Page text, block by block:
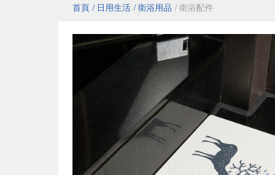
首頁 / 日用生活 / 衛浴用品 / 衛浴配件